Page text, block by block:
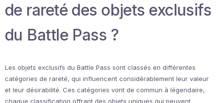
de rareté des objets exclusifs
du Battle Pass ?
Les objets exclusifs du Battle Pass sont classés en différentes
catégories de rareté, qui influencent considérablement leur valeur
et leur désirabilité. Ces catégories vont de commun à légendaire,
chaque classification offrant des objets uniques qui peuvent